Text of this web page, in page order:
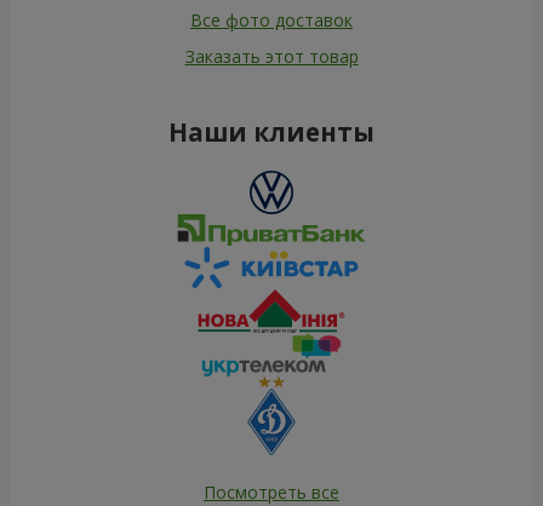
Все фото доставок
Заказать этот товар
Наши клиенты
Посмотреть все